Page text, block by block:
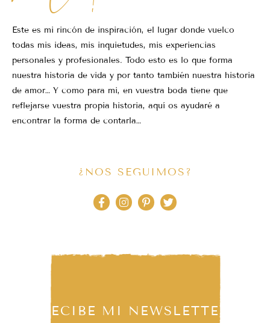
Este es mi rincón de inspiración, el lugar donde vuelco
todas mis ideas, mis inquietudes, mis experiencias
personales y profesionales. Todo esto es lo que forma
nuestra historia de vida y por tanto también nuestra historia
de amor… Y como para mi, en vuestra boda tiene que
reflejarse vuestra propia historia, aquí os ayudaré a
encontrar la forma de contarla…
¿NOS SEGUIMOS?
RECIBE MI NEWSLETTER